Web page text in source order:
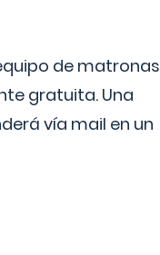
de matronas
gratuita. Una
vía mail en un